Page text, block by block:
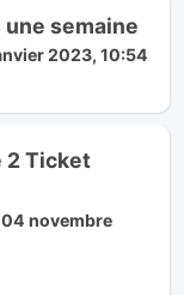
semaine
2023, 10:54
2 Ticket
04 novembre